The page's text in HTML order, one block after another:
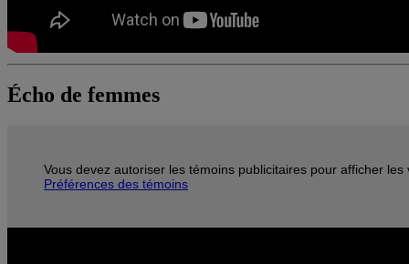
Écho de femmes
Vous devez autoriser les témoins publicitaires pour afficher
Préférences des témoins